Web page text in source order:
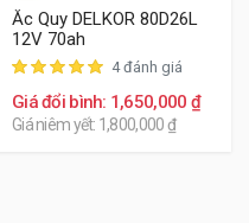
Ắc Quy DELKOR 80D26L
12V 70ah
4 đánh giá
Giá đổi bình: 1,650,000 ₫
Giá niêm yết: 1,800,000 ₫